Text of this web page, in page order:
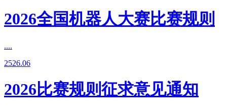
2026全国机器人大赛比赛规则
....
2526.06
2026比赛规则征求意见通知